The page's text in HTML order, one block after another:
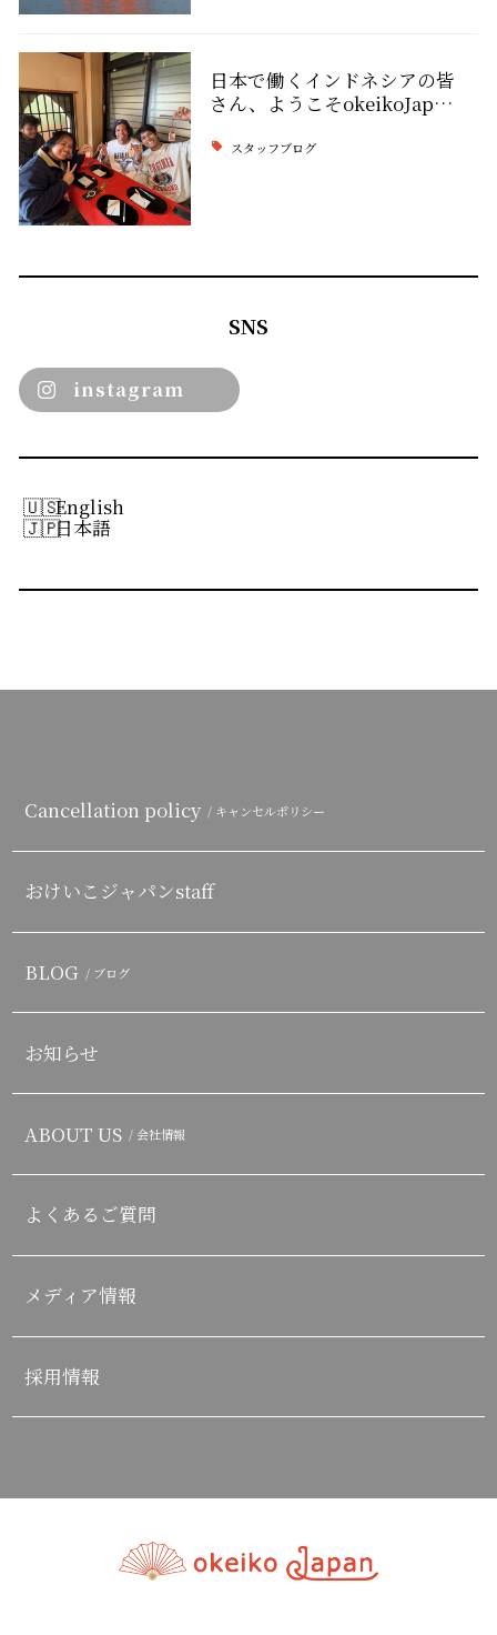
日本で働くインドネシアの皆
さん、ようこそokeikoJap…
スタッフブログ
SNS
instagram
English
日本語
Cancellation policy / キャンセルポリシー
おけいこジャパンstaff
BLOG / ブログ
お知らせ
ABOUT US / 会社情報
よくあるご質問
メディア情報
採用情報